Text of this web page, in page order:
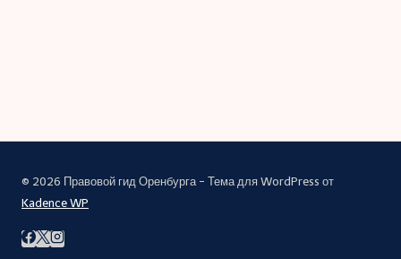
© 2026 Правовой гид Оренбурга - Тема для WordPress от
Kadence WP